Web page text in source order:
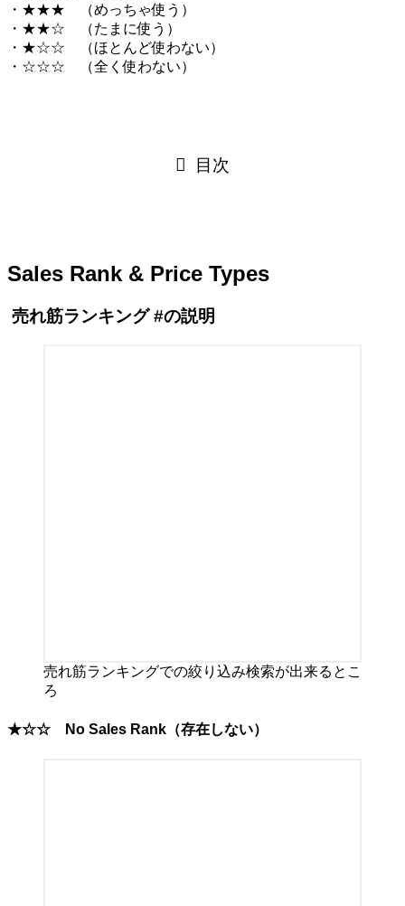
・★★★ （めっちゃ使う）
・★★☆ （たまに使う）
・★☆☆ （ほとんど使わない）
・☆☆☆ （全く使わない）
目次
Sales Rank & Price Types
売れ筋ランキング #の説明
売れ筋ランキングでの絞り込み検索が出来るとこ
ろ
★☆☆ No Sales Rank （存在しない）